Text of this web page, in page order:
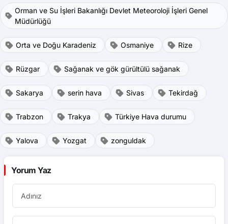
Orman ve Su İşleri Bakanlığı Devlet Meteoroloji İşleri Genel
Müdürlüğü
Orta ve Doğu Karadeniz Osmaniye Rize
Rüzgar Sağanak ve gök gürültülü sağanak
Sakarya serin hava Sivas Tekirdağ
Trabzon Trakya Türkiye Hava durumu
Yalova Yozgat zonguldak
Yorum Yaz